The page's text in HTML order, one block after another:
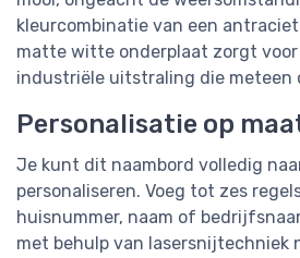
kleurcombinatie van een
matte witte onderplaat zorgt voor
industriële uitstraling die meteen
Personalisatie op
Je kunt dit naambord volledig
personaliseren. Voeg tot zes
huisnummer, naam of
met behulp van lasersnijtechniek